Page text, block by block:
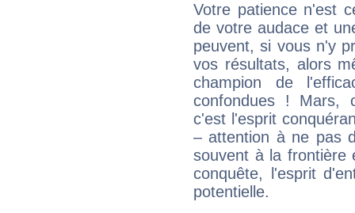
Votre patience n'est
de votre audace et
peuvent, si vous n'y
vos résultats, alors
champion de
confondues ! Mars,
c'est l'esprit
– attention à ne pas
souvent à la frontière
conquête, l'esprit
potentielle.